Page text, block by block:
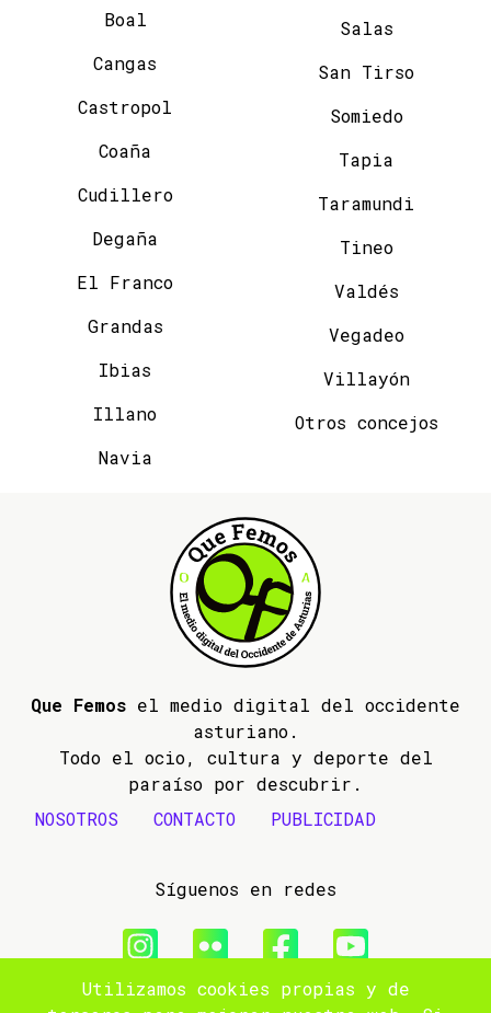
Boal
Cangas
Castropol
Coaña
Cudillero
Degaña
El Franco
Grandas
Ibias
Illano
Navia
Salas
San Tirso
Somiedo
Tapia
Taramundi
Tineo
Valdés
Vegadeo
Villayón
Otros concejos
Que Femos el medio digital del occidente
asturiano.
Todo el ocio, cultura y deporte del
paraíso por descubrir.
NOSOTROS
CONTACTO PUBLICIDAD
Síguenos en redes
Utilizamos cookies propias y de